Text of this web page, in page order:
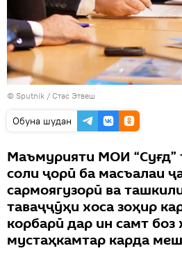
© Sputnik / Стас Этвеш
Обуна шудан
Маъмурияти МОИ “Суғд”
соли ҷорӣ ба масъалаи
сармоягузорӣ ва
таваҷҷӯҳи хоса зоҳир
корбарӣ дар ин самт боз
мустаҳкамтар карда